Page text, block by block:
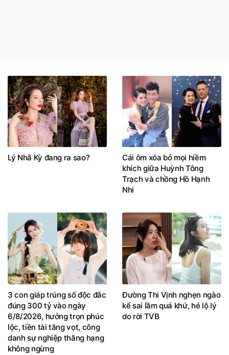
Lý Nhã Kỳ đang ra sao?
Cái ôm xóa bỏ mọi hiềm
khích giữa Huỳnh Tông
Trạch và chồng Hồ Hạnh
Nhi
3 con giáp trúng số độc đắc
đúng 300 tỷ vào ngày
6/8/2026, hưởng trọn phúc
lộc, tiền tài tăng vọt, công
danh sự nghiệp thăng hạng
không ngừng
Đường Thi Vịnh nghẹn ngào
kể sai lầm quá khứ, hé lộ lý
do rời TVB